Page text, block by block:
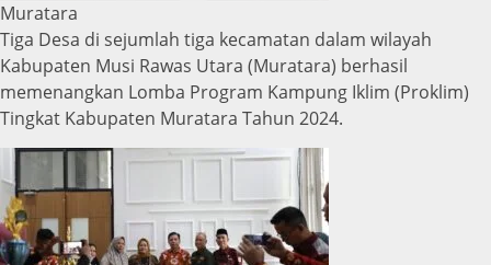
Muratara
Tiga Desa di sejumlah tiga kecamatan dalam wilayah
Kabupaten Musi Rawas Utara (Muratara) berhasil
memenangkan Lomba Program Kampung Iklim (Proklim)
Tingkat Kabupaten Muratara Tahun 2024.